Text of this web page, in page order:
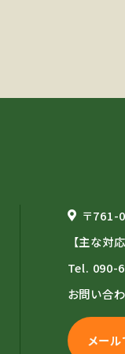
〒761-
【主な対
Tel. 090-
お問い合
メー